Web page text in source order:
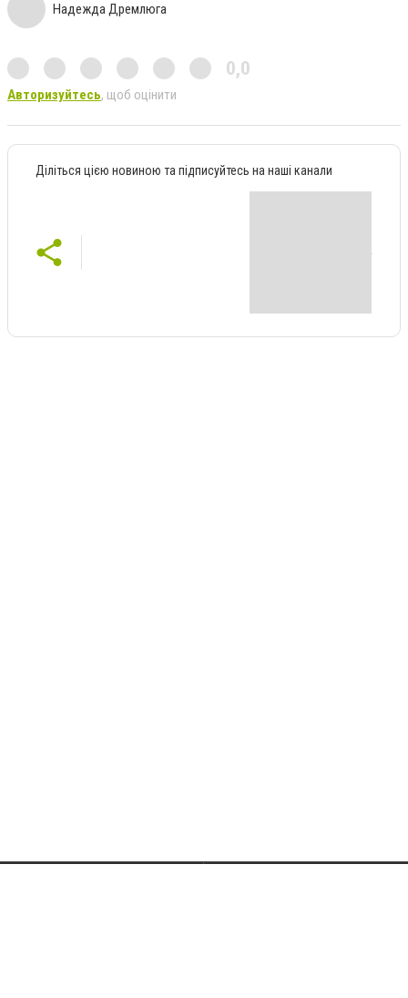
Надежда Дремлюга
0,0
Авторизуйтесь, щоб оцінити
Діліться цією новиною та підписуйтесь на наші канали